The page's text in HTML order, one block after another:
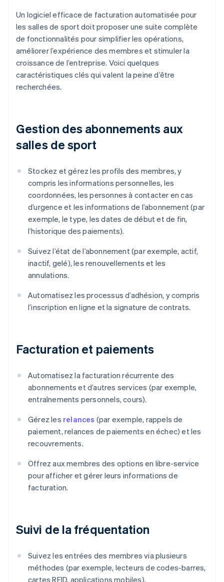
Un logiciel efficace de facturation automatisée pour
les salles de sport doit proposer une suite complète
de fonctionnalités pour simplifier les opérations,
améliorer l’expérience des membres et stimuler la
croissance de l’entreprise. Voici quelques
caractéristiques clés qui valent la peine d’être
recherchées.
Gestion des abonnements aux
salles de sport
Stockez et gérez les profils des membres, y
compris les informations personnelles, les
coordonnées, les personnes à contacter en cas
d’urgence et les informations de l’abonnement (par
exemple, le type, les dates de début et de fin,
l’historique des paiements).
Suivez l’état de l’abonnement (par exemple, actif,
inactif, gelé), les renouvellements et les
annulations.
Automatisez les processus d’adhésion, y compris
l’inscription en ligne et la signature de contrats.
Facturation et paiements
Automatisez la facturation récurrente des
abonnements et d’autres services (par exemple,
entraînements personnels, cours).
Gérez les relances (par exemple, rappels de
paiement, relances de paiements en échec) et les
recouvrements.
Offrez aux membres des options en libre-service
pour afficher et gérer leurs informations de
facturation.
Suivi de la fréquentation
Suivez les entrées des membres via plusieurs
méthodes (par exemple, lecteurs de codes-barres,
cartes RFID, applications mobiles).